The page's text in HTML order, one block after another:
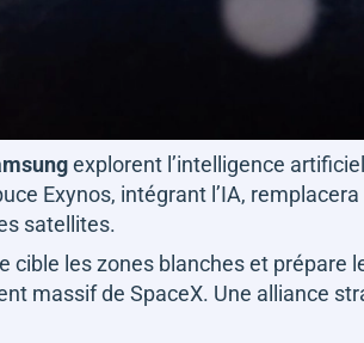
explorent l’intelligence
Exynos, intégrant l’IA,
satellites.
cible les zones blanches et prépare
massif de SpaceX. Une alliance